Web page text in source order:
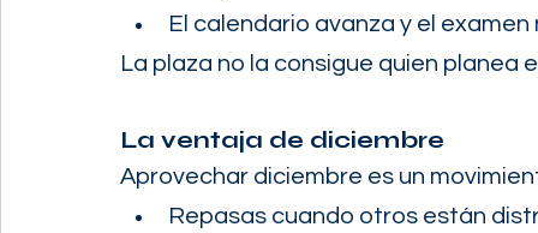
El calendario avanza y el examen
La plaza no la consigue quien planea
La ventaja de diciembre
Aprovechar diciembre es un
Repasas cuando otros están